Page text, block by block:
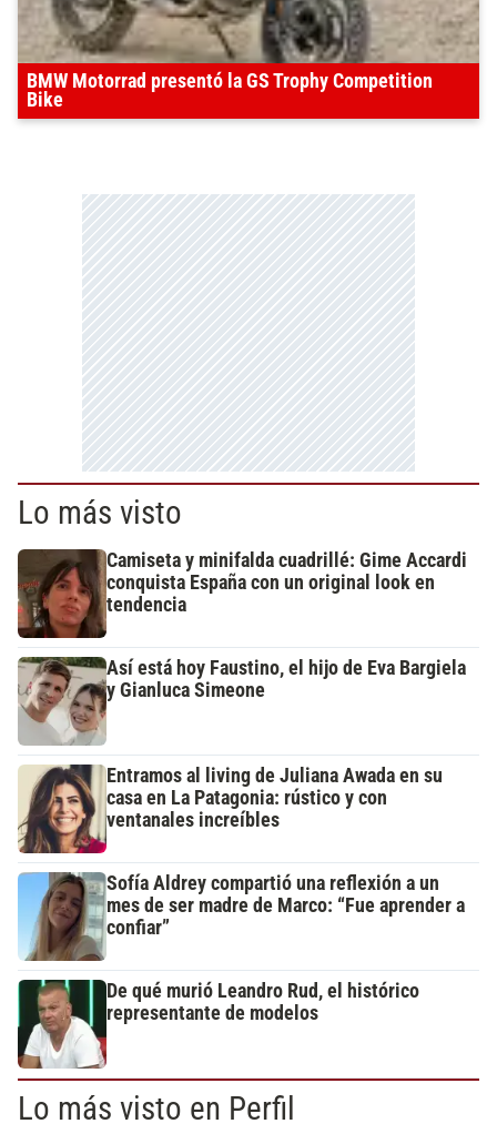
BMW Motorrad presentó la GS Trophy Competition
Bike
Lo más visto
Camiseta y minifalda cuadrillé: Gime Accardi
conquista España con un original look en
tendencia
Así está hoy Faustino, el hijo de Eva Bargiela
y Gianluca Simeone
Entramos al living de Juliana Awada en su
casa en La Patagonia: rústico y con
ventanales increíbles
Sofía Aldrey compartió una reflexión a un
mes de ser madre de Marco: “Fue aprender a
confiar”
De qué murió Leandro Rud, el histórico
representante de modelos
Lo más visto en Perfil